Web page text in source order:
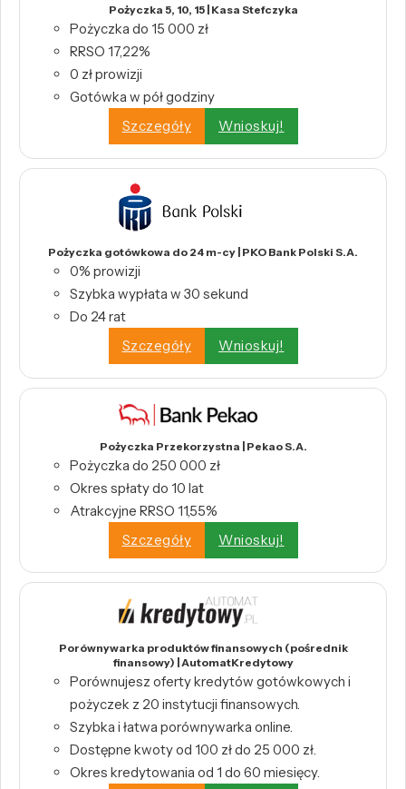
Pożyczka 5, 10, 15 | Kasa Stefczyka
Pożyczka do 15 000 zł
RRSO 17,22%
0 zł prowizji
Gotówka w pół godziny
Szczegóły
Wnioskuj!
Pożyczka gotówkowa do 24 m-cy | PKO Bank Polski S.A.
0% prowizji
Szybka wypłata w 30 sekund
Do 24 rat
Szczegóły
Wnioskuj!
Pożyczka Przekorzystna | Pekao S.A.
Pożyczka do 250 000 zł
Okres spłaty do 10 lat
Atrakcyjne RRSO 11,55%
Szczegóły
Wnioskuj!
Porównywarka produktów finansowych (pośrednik
finansowy) | AutomatKredytowy
Porównujesz oferty kredytów gotówkowych i
pożyczek z 20 instytucji finansowych.
Szybka i łatwa porównywarka online.
Dostępne kwoty od 100 zł do 25 000 zł.
Okres kredytowania od 1 do 60 miesięcy.